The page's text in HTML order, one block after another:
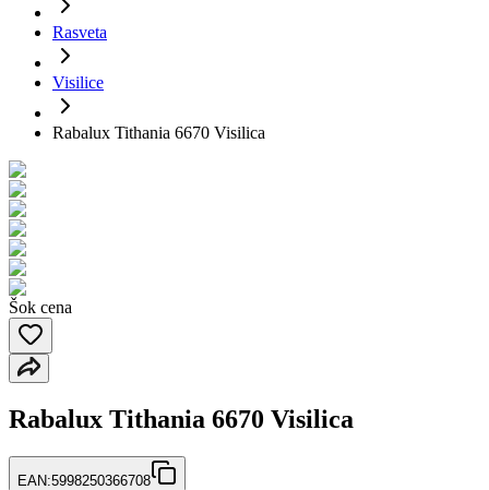
Rasveta
Visilice
Rabalux Tithania 6670 Visilica
Šok cena
Rabalux Tithania 6670 Visilica
EAN:5998250366708